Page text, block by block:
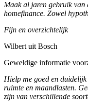
Maak al jaren gebruik van
homefinance. Zowel
Fijn en overzichtelijk
Wilbert uit Bosch
Geweldige informatie
Hielp me goed en
ruimte en maandlasten.
zijn van verschillende